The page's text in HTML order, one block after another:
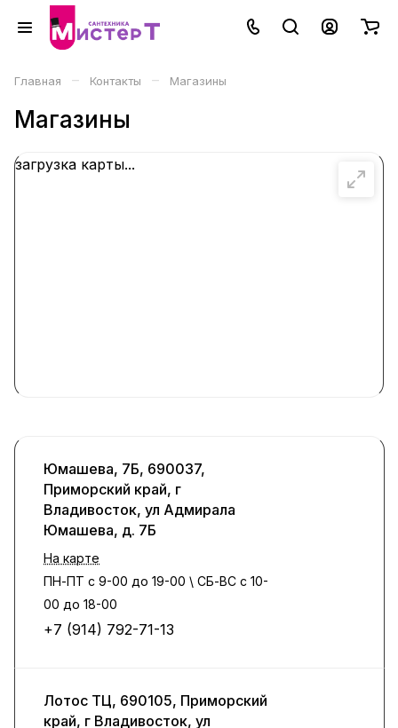
Главная – Контакты – Магазины
Магазины
загрузка карты...
Юмашева, 7Б, 690037,
Приморский край, г
Владивосток, ул Адмирала
Юмашева, д. 7Б
На карте
ПН-ПТ с 9-00 до 19-00 \ СБ-ВС с 10-
00 до 18-00
+7 (914) 792-71-13
Лотос ТЦ, 690105, Приморский
край, г Владивосток, ул